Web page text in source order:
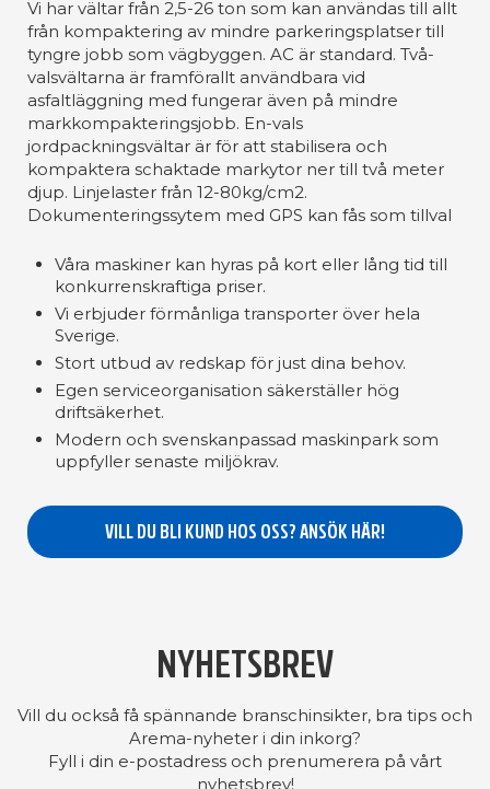
Vi har vältar från 2,5-26 ton som kan användas till allt
från kompaktering av mindre parkeringsplatser till
tyngre jobb som vägbyggen. AC är standard. Två-
valsvältarna är framförallt användbara vid
asfaltläggning med fungerar även på mindre
markkompakteringsjobb. En-vals
jordpackningsvältar är för att stabilisera och
kompaktera schaktade markytor ner till två meter
djup. Linjelaster från 12-80kg/cm2.
Dokumenteringssytem med GPS kan fås som tillval
Våra maskiner kan hyras på kort eller lång tid till
konkurrenskraftiga priser.
Vi erbjuder förmånliga transporter över hela
Sverige.
Stort utbud av redskap för just dina behov.
Egen serviceorganisation säkerställer hög
driftsäkerhet.
Modern och svenskanpassad maskinpark som
uppfyller senaste miljökrav.
VILL DU BLI KUND HOS OSS? ANSÖK HÄR!
NYHETSBREV
Vill du också få spännande branschinsikter, bra tips och
Arema-nyheter i din inkorg?
Fyll i din e-postadress och prenumerera på vårt
nyhetsbrev!